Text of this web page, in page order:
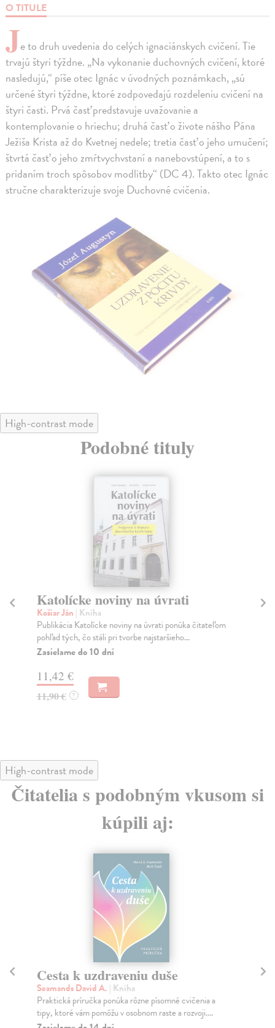
O TITULE
Je to druh uvedenia do celých ignaciánskych cvičení. Tie
trvajú štyri týždne. „Na vykonanie duchovných cvičení, ktoré
nasledujú,“ píše otec Ignác v úvodných poznámkach, „sú
určené štyri týždne, ktoré zodpovedajú rozdeleniu cvičení na
štyri časti. Prvá časť predstavuje uvažovanie a
kontemplovanie o hriechu; druhá časť o živote nášho Pána
Ježiša Krista až do Kvetnej nedele; tretia časť o jeho umučení;
štvrtá časť o jeho zmŕtvychvstaní a nanebovstúpení, a to s
pridaním troch spôsobov modlitby“ (DC 4). Takto otec Ignác
stručne charakterizuje svoje Duchovné cvičenia.
High-contrast mode
Podobné tituly
Katolícke noviny na úvrati
Košiar Ján | Kniha
Publikácia Katolícke noviny na úvrati ponúka čitateľom
pohľad tých, čo stáli pri tvorbe najstaršieho...
Zasielame do 10 dní
11,42 €
11,90 € ?
High-contrast mode
Čitatelia s podobným vkusom si
kúpili aj:
Cesta k uzdraveniu duše
Seamands David A. | Kniha
Praktická príručka ponúka rôzne písomné cvičenia a
tipy, ktoré vám pomôžu v osobnom raste a rozvoji....